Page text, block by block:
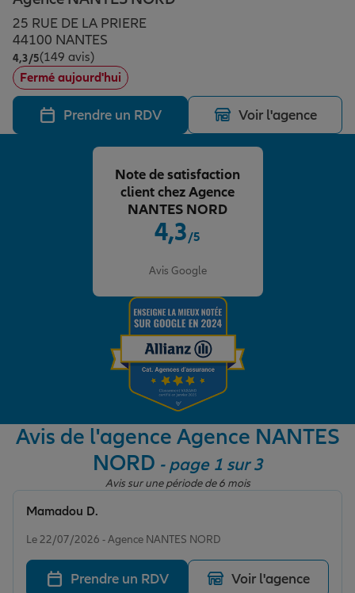
Assurance emprunteur
Prévoyance et dépendance
Assurance animal de compagnie
Protection de la famille
Protection juridique
Épargne & retraite
Plan épargne retraite
Assurance vie
Placements financiers
Investissements immobiliers
Transmission
Vos projets
Partir en vacances
Départ à la retraite
Préparer l’avenir
Conseil assurance
Assurance habitation
Le Pack Famille
Garantie des accidents de la vie
Assurance scolaire
Retraite
Allianz en France
25 RUE DE LA PRIERE
44100 NANTES
4,3/5Note de 4.3 sur 5
(149 avis)
Fermé aujourd'hui
Prendre un RDV Voir l'agence
4,3/5
Avis Google
Note de satisfaction
client chez Agence
NANTES NORD
Avis de l'agence Agence NANTES
NORD - page 1 sur 3
Avis sur une période de 6 mois
Le 22/07/2026 - Agence NANTES NORD
Mamadou D.
Prendre un RDV Voir l'agence